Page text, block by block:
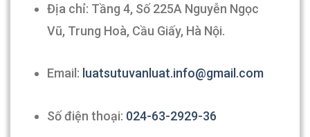
Địa chỉ: Tầng 4, Số 225A Nguyễn Ngọc
Vũ, Trung Hoà, Cầu Giấy, Hà Nội.
Email: luatsutuvanluat.info@gmail.com
Số điện thoại: 024-63-2929-36